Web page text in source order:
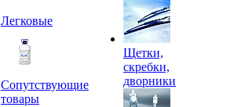
Легковые
Сопутствующие
товары
Щетки,
скребки,
дворники